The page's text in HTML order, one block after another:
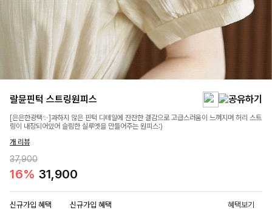
랄뮨핀턱 스트링원피스
[은은한광택✨]과하지 않은 핀턱 디테일에 잔잔한 결감으로 고급스러움이 느껴지며 허리 스트
링이 내장되어있어 슬림한 실루엣을 만들어주는 원피스:)
개 리뷰
37,900
16% 31,900
신규가입 혜택 신규가입 혜택 혜택보기